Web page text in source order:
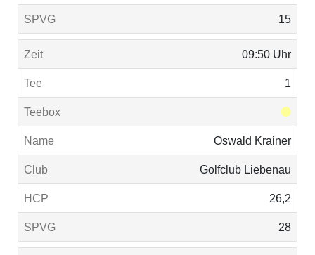
15
09:50 Uhr
1
Oswald Krainer
Golfclub Liebenau
26,2
28